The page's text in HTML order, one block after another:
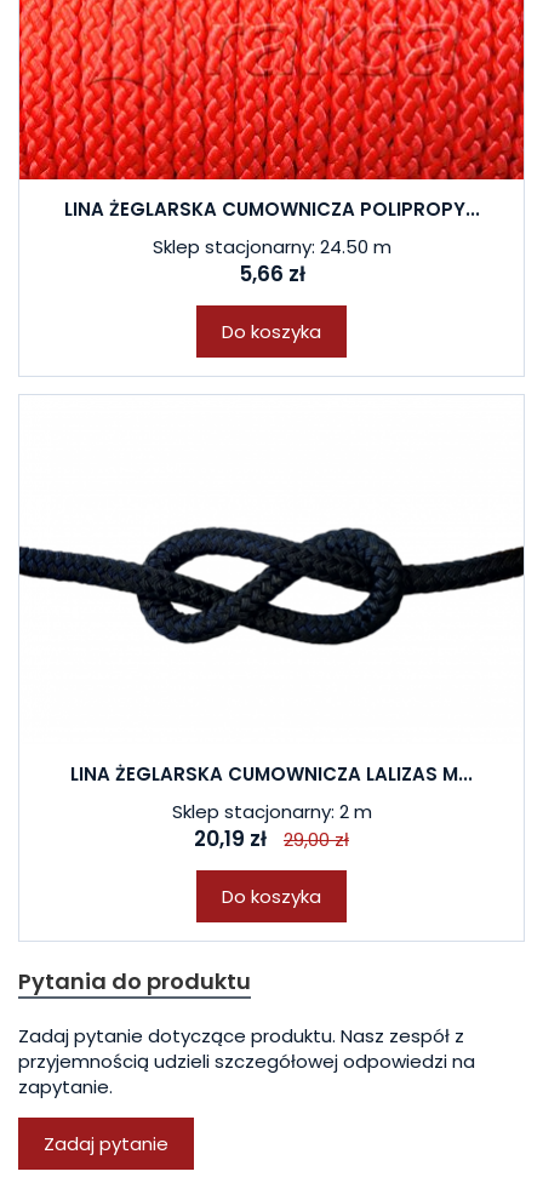
LINA ŻEGLARSKA CUMOWNICZA POLIPROPY...
Sklep stacjonarny: 24.50 m
5,66 zł
Do koszyka
LINA ŻEGLARSKA CUMOWNICZA LALIZAS M...
Sklep stacjonarny: 2 m
20,19 zł 29,00 zł
Do koszyka
Pytania do produktu
Zadaj pytanie dotyczące produktu. Nasz zespół z
przyjemnością udzieli szczegółowej odpowiedzi na
zapytanie.
Zadaj pytanie